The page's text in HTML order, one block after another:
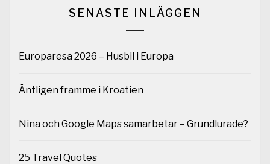
SENASTE INLÄGGEN
Europaresa 2026 – Husbil i Europa
Äntligen framme i Kroatien
Nina och Google Maps samarbetar – Grundlurade?
25 Travel Quotes